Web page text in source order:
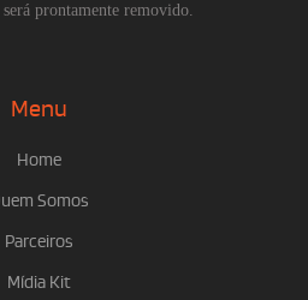
prontamente removido.
Menu
Home
Somos
Parceiros
Mídia Kit